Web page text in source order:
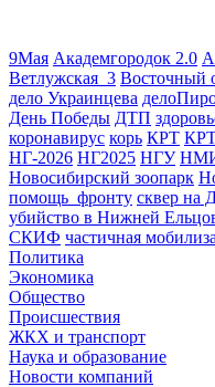
9Мая Академгородок 2.0
Ветлужская_3 Восточный
дело Украинцева
День Победы ДТП
коронавирус корь КРТ
НГ-2026 НГ2025 НГУ
Новосибирский зоопарк
помощь_фронту сквер на
убийство в Нижней
СКИФ частичная
Политика
Экономика
Общество
Происшествия
ЖКХ и транспорт
Наука и образование
Новости компаний